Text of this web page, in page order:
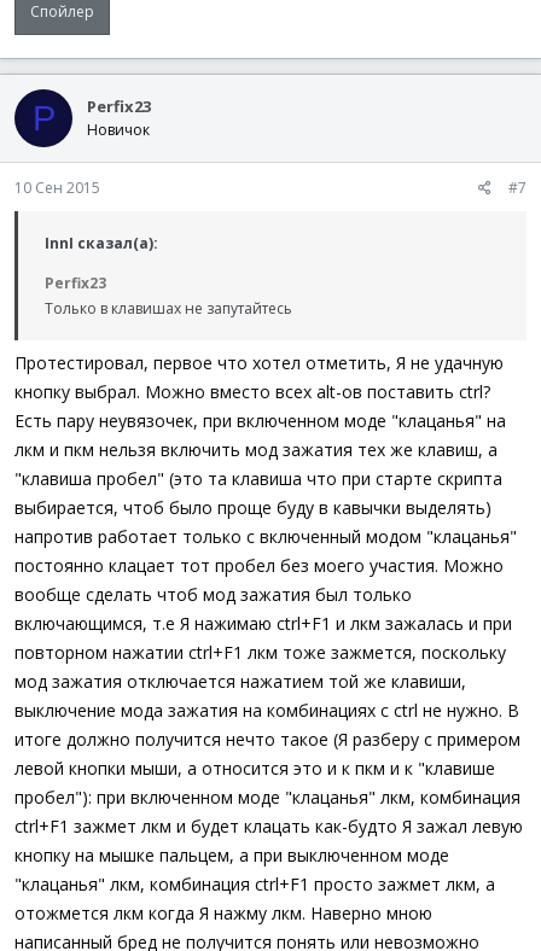
Спойлер
P Perfix23
Новичок
10 Сен 2015 #7
InnI сказал(а):
Perfix23
Только в клавишах не запутайтесь
Протестировал, первое что хотел отметить, Я не удачную
кнопку выбрал. Можно вместо всех alt-ов поставить ctrl?
Есть пару неувязочек, при включенном моде "клацанья" на
лкм и пкм нельзя включить мод зажатия тех же клавиш, а
"клавиша пробел" (это та клавиша что при старте скрипта
выбирается, чтоб было проще буду в кавычки выделять)
напротив работает только с включенный модом "клацанья"
постоянно клацает тот пробел без моего участия. Можно
вообще сделать чтоб мод зажатия был только
включающимся, т.е Я нажимаю ctrl+F1 и лкм зажалась и при
повторном нажатии ctrl+F1 лкм тоже зажмется, поскольку
мод зажатия отключается нажатием той же клавиши,
выключение мода зажатия на комбинациях c сtrl не нужно. В
итоге должно получится нечто такое (Я разберу с примером
левой кнопки мыши, а относится это и к пкм и к "клавише
пробел"): при включенном моде "клацанья" лкм, комбинация
ctrl+F1 зажмет лкм и будет клацать как-будто Я зажал левую
кнопку на мышке пальцем, а при выключенном моде
"клацанья" лкм, комбинация ctrl+F1 просто зажмет лкм, а
отожмется лкм когда Я нажму лкм. Наверно мною
написанный бред не получится понять или невозможно